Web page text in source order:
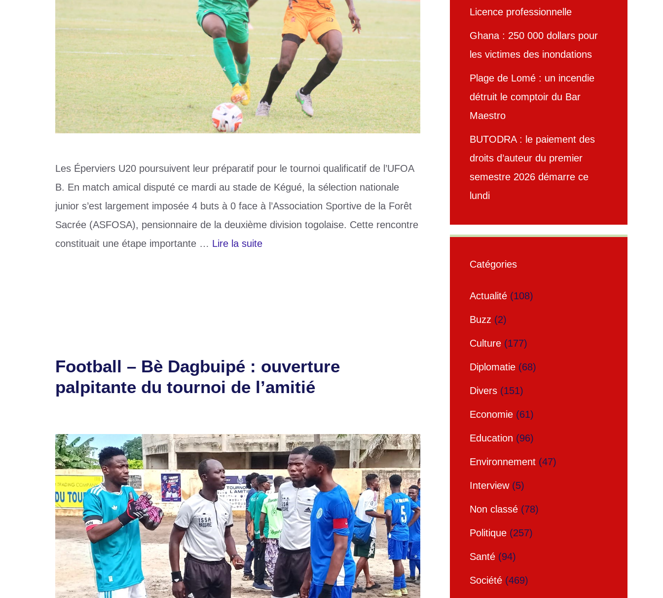
Les Éperviers U20 poursuivent leur préparatif pour le tournoi qualificatif de l’UFOA
B. En match amical disputé ce mardi au stade de Kégué, la sélection nationale
junior s’est largement imposée 4 buts à 0 face à l’Association Sportive de la Forêt
Sacrée (ASFOSA), pensionnaire de la deuxième division togolaise. Cette rencontre
constituait une étape importante … Lire la suite
Football – Bè Dagbuipé : ouverture
palpitante du tournoi de l’amitié
Licence professionnelle
Ghana : 250 000 dollars pour
les victimes des inondations
Plage de Lomé : un incendie
détruit le comptoir du Bar
Maestro
BUTODRA : le paiement des
droits d’auteur du premier
semestre 2026 démarre ce
lundi
Catégories
Actualité (108)
Buzz (2)
Culture (177)
Diplomatie (68)
Divers (151)
Economie (61)
Education (96)
Environnement (47)
Interview(5)
Non classé (78)
Politique (257)
Santé (94)
Société (469)